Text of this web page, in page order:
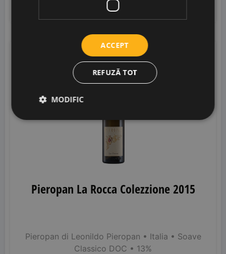
Adaugă în coș
Pieropan La Rocca Colezzione 2015
Pieropan di Leonildo Pieropan • Italia • Soave
Classico DOC • 13%
ACCEPT
REFUZĂ TOT
MODIFIC